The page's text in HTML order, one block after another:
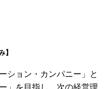
】
ション・カンパニー」と
」を目指し、次の経営理